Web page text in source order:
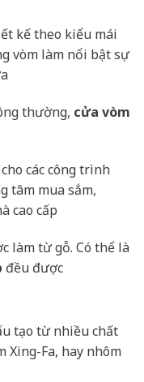
kế theo kiểu mái
vòm làm nổi bật sự
thường, cửa vòm
các công trình
tâm mua sắm,
cao cấp
làm từ gỗ. Có thể là
đều được
tạo từ nhiều chất
Xing-Fa, hay nhôm